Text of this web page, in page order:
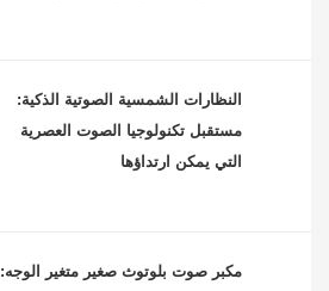
النظارات الشمسية الصوتية الذكية:
مستقبل تكنولوجيا الصوت العصرية
التي يمكن ارتداؤها
مكبر صوت بلوتوث صغير متغير الوجه: